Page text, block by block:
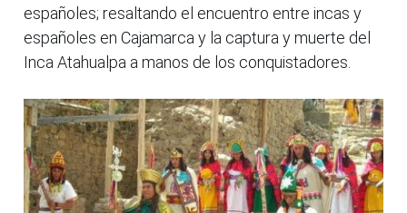
españoles; resaltando el encuentro entre incas y
españoles en Cajamarca y la captura y muerte del
Inca Atahualpa a manos de los conquistadores.